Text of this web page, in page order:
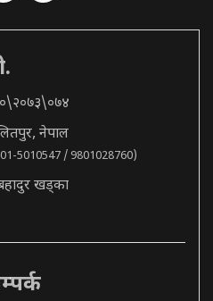
नेपाल
5010547 / 9801028760)
खड्का